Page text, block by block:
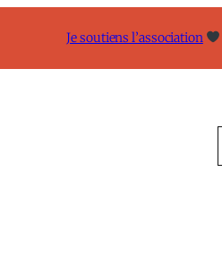
Je soutiens l’association